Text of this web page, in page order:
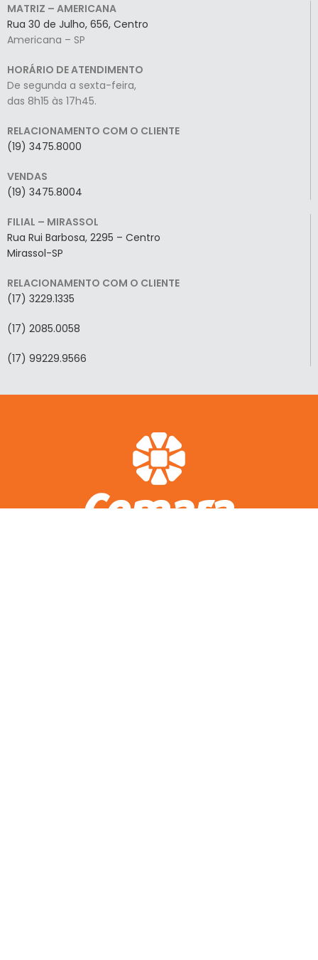
MATRIZ – AMERICANA
Rua 30 de Julho, 656, Centro
Americana – SP
HORÁRIO DE ATENDIMENTO
De segunda a sexta-feira,
das 8h15 às 17h45.
RELACIONAMENTO COM O CLIENTE
(19) 3475.8000
VENDAS
(19) 3475.8004
FILIAL – MIRASSOL
Rua Rui Barbosa, 2295 – Centro
Mirassol-SP
RELACIONAMENTO COM O CLIENTE
(17) 3229.1335
(17) 2085.0058
(17) 99229.9566